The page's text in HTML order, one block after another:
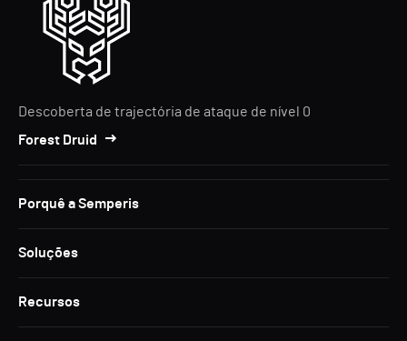
Descoberta de trajectória de ataque de nível 0
Forest Druid
Porquê a Semperis
Soluções
Recursos